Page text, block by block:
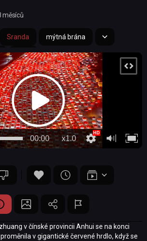
měsíců
Sranda mýtná brána
Čína
x1.0
00:00
v čínské provincii Anhui se na konci
v gigantické červené hrdlo, když se